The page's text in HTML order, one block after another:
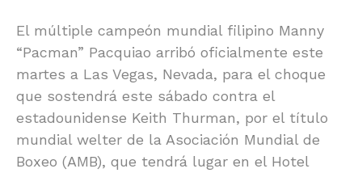
El múltiple campeón mundial filipino Manny
“Pacman” Pacquiao arribó oficialmente este
martes a Las Vegas, Nevada, para el choque
que sostendrá este sábado contra el
estadounidense Keith Thurman, por el título
mundial welter de la Asociación Mundial de
Boxeo (AMB), que tendrá lugar en el Hotel